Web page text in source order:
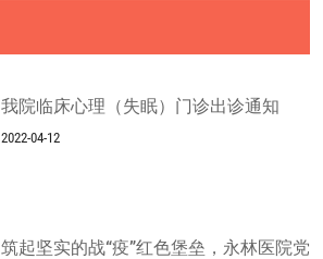
我院临床心理（失眠）门诊出诊通知
2022-04-12
筑起坚实的战“疫”红色堡垒，永林医院党